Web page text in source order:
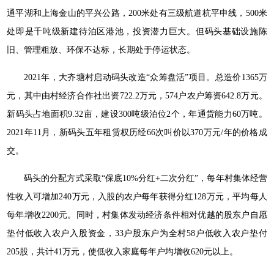
通平湖和上海金山的平兴公路，200米处有三级航道杭平申线，500米
处即是千吨级新建待泊区港池，投资潜力巨大。但码头基础设施陈
旧、管理粗放、环保不达标，长期处于停运状态。
2021年，大齐塘村启动码头改造“众筹盘活”项目。总造价1365万
元，其中由村经济合作社出资722.2万元，574户农户筹资642.8万元。
新码头占地面积9.32亩，建设300吨级泊位2个，年通货能力60万吨。
2021年11月，新码头五年租赁权历经66次叫价以370万元/年的价格成
交。
码头的分配方式采取“保底10%分红+二次分红”，每年村集体经营
性收入可增加240万元，入股的农户每年获得分红128万元，平均每人
每年增收2200元。同时，村集体发动经济条件相对优越的股东户自愿
垫付低收入农户入股资金，33户股东户为全村58户低收入农户垫付
205股，共计41万元，使低收入家庭每年户均增收620元以上。